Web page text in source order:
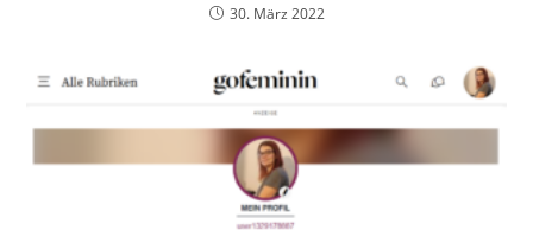
30. März 2022